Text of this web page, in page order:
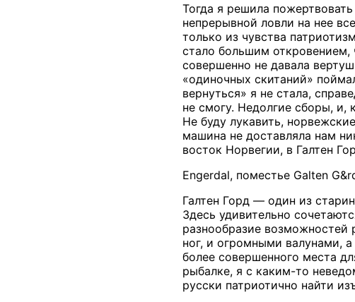
Тогда я решила
непрерывной ловли на нее
только из чувства
стало большим откровением,
совершенно не давала
«одиночных скитаний»
вернуться» я не стала,
не смогу. Недолгие сборы,
Не буду лукавить,
машина не доставляла нам
восток Норвегии, в Галтен
Engerdal, поместье Galten
Галтен Горд — один из
Здесь удивительно
разнообразие
ног, и огромными валунами,
более совершенного места
рыбалке, я с каким-то
русски патриотично найти